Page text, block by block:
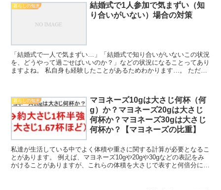
暮らしの知恵
結婚式で1人参加で気まずい（知
り合いがいない）場合の対策
「結婚式で一人で気まずい…」「結婚式で知り合いがいないこの状況
を、どうやって過ごせばいいのか？」などの状況になることってあり
ますよね。 私自身も経験したことがあるためわかります…。 ただ、
暮らしの知恵
マヨネーズ10gは大さじ何杯（何
g）か？マヨネーズ20gは大さじ
何杯か？マヨネーズ30gは大さじ
何杯か？【マヨネーズの比重】
私達が生活している中でよく体積や重さに関する計算が必要となるこ
とがあります。 例えば、マヨネーズ10gや20gや30gなどの表記をみ
かけることがありますが、これらの体積を大さじで表すと何倍分に相